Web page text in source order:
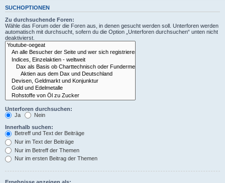
SUCHOPTIONEN
Zu durchsuchende Foren:
Wähle das Forum oder die Foren aus, in denen gesucht werden soll. Unterforen werden
automatisch mit durchsucht, sofern du die Option „Unterforen durchsuchen“ unten nicht
deaktivierst.
Unterforen durchsuchen:
Ja
Nein
Innerhalb suchen:
Betreff und Text der Beiträge
Nur im Text der Beiträge
Nur im Betreff der Themen
Nur im ersten Beitrag der Themen